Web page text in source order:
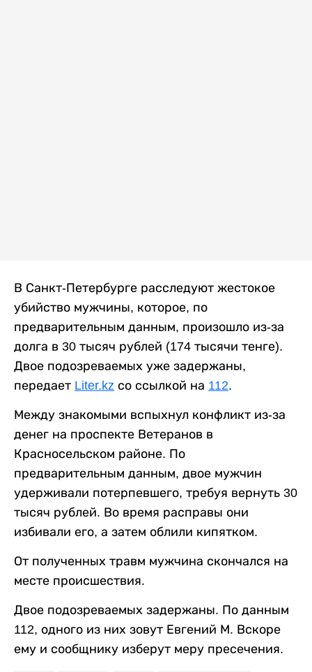
В Санкт-Петербурге расследуют жестокое
убийство мужчины, которое, по
предварительным данным, произошло из-за
долга в 30 тысяч рублей (174 тысячи тенге).
Двое подозреваемых уже задержаны,
передает Liter.kz со ссылкой на 112.
Между знакомыми вспыхнул конфликт из-за
денег на проспекте Ветеранов в
Красносельском районе. По
предварительным данным, двое мужчин
удерживали потерпевшего, требуя вернуть 30
тысяч рублей. Во время расправы они
избивали его, а затем облили кипятком.
От полученных травм мужчина скончался на
месте происшествия.
Двое подозреваемых задержаны. По данным
112, одного из них зовут Евгений М. Вскоре
ему и сообщнику изберут меру пресечения.